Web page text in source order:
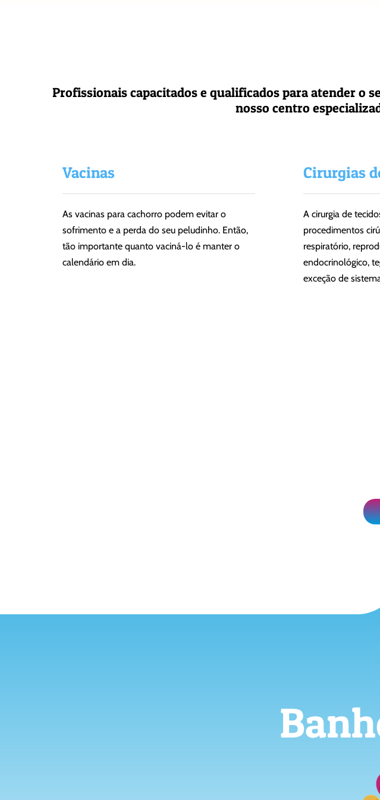
Profissionais capacitados e qualificados para atender o
nosso centro
Vacinas
As vacinas para cachorro podem evitar o
sofrimento e a perda do seu peludinho. Então,
tão importante quanto vaciná-lo é manter o
calendário em dia.
Cirurgias
A cirurgia de
procedimentos
respiratório,
endocrinológico,
exceção de